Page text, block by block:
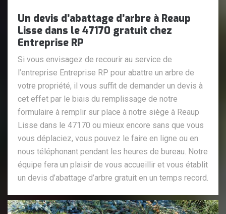
Un devis d’abattage d’arbre à Reaup
Lisse dans le 47170 gratuit chez
Entreprise RP
Si vous envisagez de recourir au service de
l’entreprise Entreprise RP pour abattre un arbre de
votre propriété, il vous suffit de demander un devis à
cet effet par le biais du remplissage de notre
formulaire à remplir sur place à notre siège à Reaup
Lisse dans le 47170 ou mieux encore sans que vous
vous déplaciez, vous pouvez le faire en ligne ou en
nous téléphonant pendant les heures de bureau. Notre
équipe fera un plaisir de vous accueillir et vous établit
un devis d’abattage d’arbre gratuit en un temps record.